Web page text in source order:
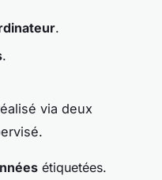
.
.
via deux
étiquetées.